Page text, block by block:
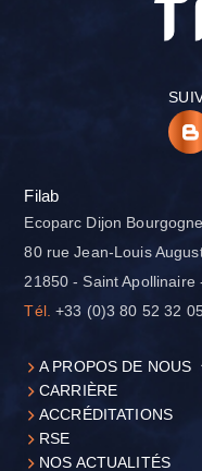
Filab
Ecoparc Dijon Bourgogne
80 rue Jean-Louis
21850 - Saint Apollinaire
Tél.
+33 (0)3 80 52 32
A PROPOS DE NOUS
CARRIÈRE
ACCRÉDITATIONS
RSE
NOS ACTUALITÉS